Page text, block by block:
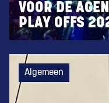
VOOR DE
PLAY OFFS
Algemeen